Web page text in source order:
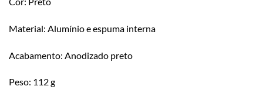
Material: Alumínio e espuma interna
Acabamento: Anodizado preto
Peso: 112 g